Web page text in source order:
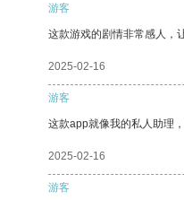
游客
这款游戏的剧情非常感人，
2025-02-16
游客
这款app就像我的私人助理
2025-02-16
游客